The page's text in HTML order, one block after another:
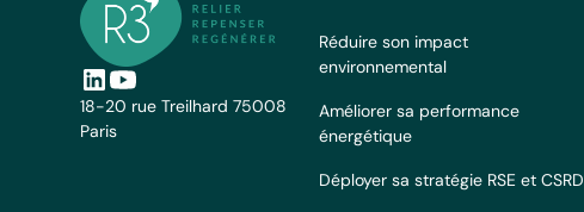
18-20 rue Treilhard 75008
Paris
Réduire son impact
environnemental
Améliorer sa performance
énergétique
Déployer sa stratégie RSE et CSRD